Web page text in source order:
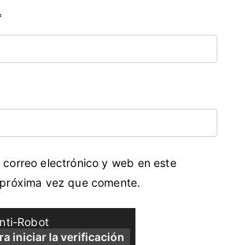
correo electrónico y web en este
vez que comente.
Robot
iniciar la verificación